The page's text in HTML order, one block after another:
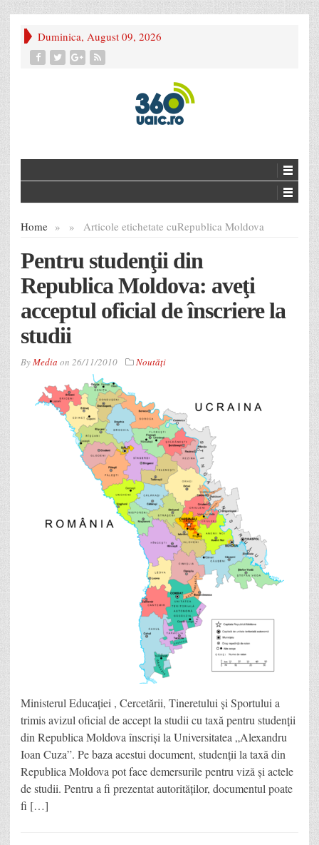
Duminica, August 09, 2026
Home » Articole etichetate cu
» Republica Moldova
Pentru studenţii din
Republica Moldova: aveţi
acceptul oficial de înscriere la
studii
ByMedia on 26/11/2010 Noutăţi
Ministerul Educaţiei , Cercetării, Tineretului şi Sportului a
trimis avizul oficial de accept la studii cu taxă pentru studenţii
din Republica Moldova înscrişi la Universitatea „Alexandru
Ioan Cuza”. Pe baza acestui document, studenţii la taxă din
Republica Moldova pot face demersurile pentru viză şi actele
de studii. Pentru a fi prezentat autorităţilor, documentul poate
fi […]